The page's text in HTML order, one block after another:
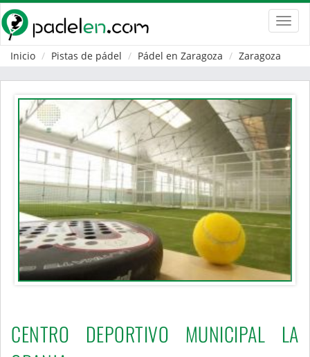
Inicio
Pistas de pádel Pádel en Zaragoza Zaragoza
CENTRO DEPORTIVO MUNICIPAL LA